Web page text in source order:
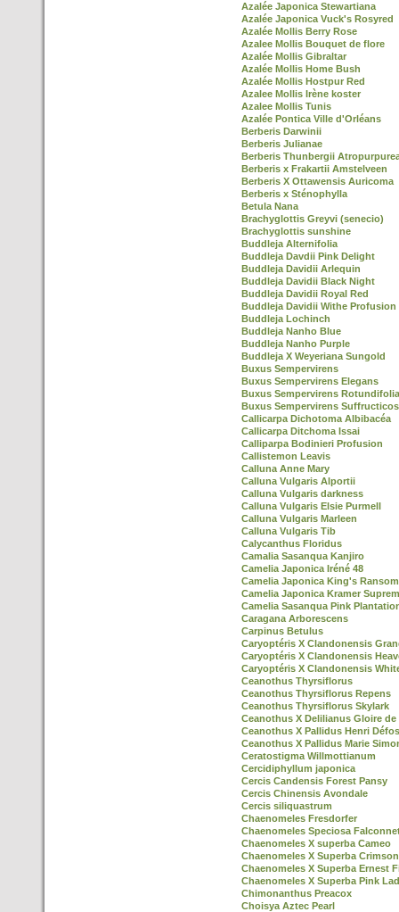
Azalée Japonica Stewartiana
Azalée Japonica Vuck's Rosyred
Azalée Mollis Berry Rose
Azalee Mollis Bouquet de flore
Azalée Mollis Gibraltar
Azalée Mollis Home Bush
Azalée Mollis Hostpur Red
Azalee Mollis Irène koster
Azalee Mollis Tunis
Azalée Pontica Ville d'Orléans
Berberis Darwinii
Berberis Julianae
Berberis Thunbergii
Berberis x Frakartii Amstelveen
Berberis X Ottawensis Auricoma
Berberis x Sténophylla
Betula Nana
Brachyglottis Greyvi (senecio)
Brachyglottis sunshine
Buddleja Alternifolia
Buddleja Davdii Pink Delight
Buddleja Davidii Arlequin
Buddleja Davidii Black Night
Buddleja Davidii Royal Red
Buddleja Davidii Withe Profusion
Buddleja Lochinch
Buddleja Nanho Blue
Buddleja Nanho Purple
Buddleja X Weyeriana Sungold
Buxus Sempervirens
Buxus Sempervirens Elegans
Buxus Sempervirens Rotundifolia
Buxus Sempervirens
Callicarpa Dichotoma Albibacéa
Callicarpa Ditchoma Issai
Calliparpa Bodinieri Profusion
Callistemon Leavis
Calluna Anne Mary
Calluna Vulgaris Alportii
Calluna Vulgaris darkness
Calluna Vulgaris Elsie Purmell
Calluna Vulgaris Marleen
Calluna Vulgaris Tib
Calycanthus Floridus
Camalia Sasanqua Kanjiro
Camelia Japonica Iréné 48
Camelia Japonica King's Ransom
Camelia Japonica Kramer
Camelia Sasanqua Pink
Caragana Arborescens
Carpinus Betulus
Caryoptéris X Clandonensis
Caryoptéris X Clandonensis
Caryoptéris X Clandonensis
Ceanothus Thyrsiflorus
Ceanothus Thyrsiflorus Repens
Ceanothus Thyrsiflorus Skylark
Ceanothus X Delilianus Gloire de
Ceanothus X Pallidus Henri
Ceanothus X Pallidus Marie
Ceratostigma Willmottianum
Cercidiphyllum japonica
Cercis Candensis Forest Pansy
Cercis Chinensis Avondale
Cercis siliquastrum
Chaenomeles Fresdorfer
Chaenomeles Speciosa
Chaenomeles X superba Cameo
Chaenomeles X Superba
Chaenomeles X Superba Ernest
Chaenomeles X Superba Pink
Chimonanthus Preacox
Choisya Aztec Pearl